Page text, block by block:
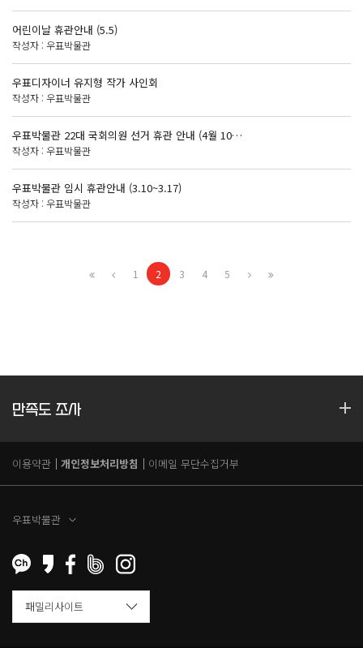
어린이날 휴관안내 (5.5)
작성자 : 우표박물관
우표디자이너 유지형 작가 사인회
작성자 : 우표박물관
우표박물관 22대 국회의원 선거 휴관 안내 (4월 10…
작성자 : 우표박물관
우표박물관 임시 휴관안내 (3.10~3.17)
작성자 : 우표박물관
1 2 3 4 5
만족도 조사
이용약관 개인정보처리방침 이메일 무단수집거부
우표박물관